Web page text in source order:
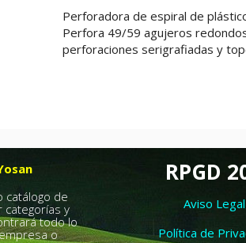
Perforadora de espiral de
Perfora 49/59 agujeros
perforaciones serigrafiadas y
de
y
todo lo
o
RPGD
Aviso Legal
Política de